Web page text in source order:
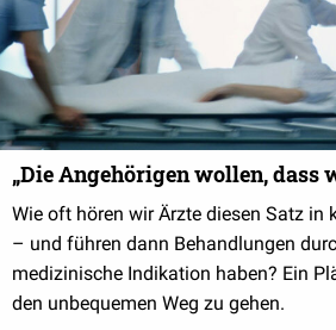
„Die Angehörigen wollen, dass
Wie oft hören wir Ärzte diesen Satz in
– und führen dann Behandlungen
medizinische Indikation haben? Ein
den unbequemen Weg zu gehen.